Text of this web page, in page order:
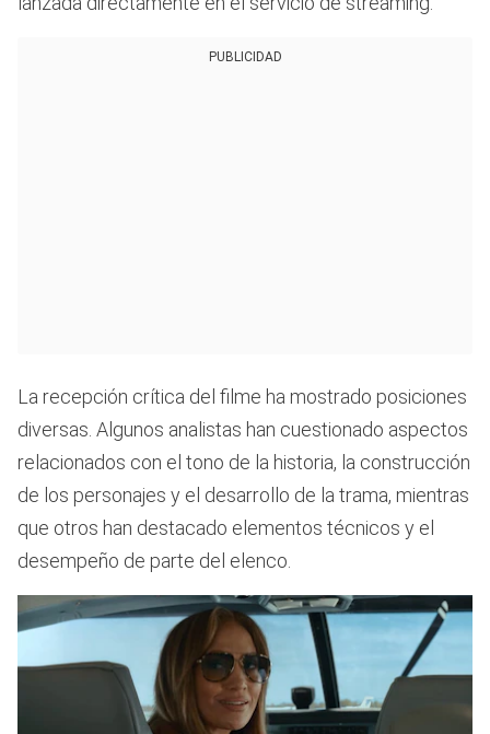
PUBLICIDAD
La recepción crítica del filme ha mostrado posiciones
diversas. Algunos analistas han cuestionado aspectos
relacionados con el tono de la historia, la construcción
de los personajes y el desarrollo de la trama, mientras
que otros han destacado elementos técnicos y el
desempeño de parte del elenco.